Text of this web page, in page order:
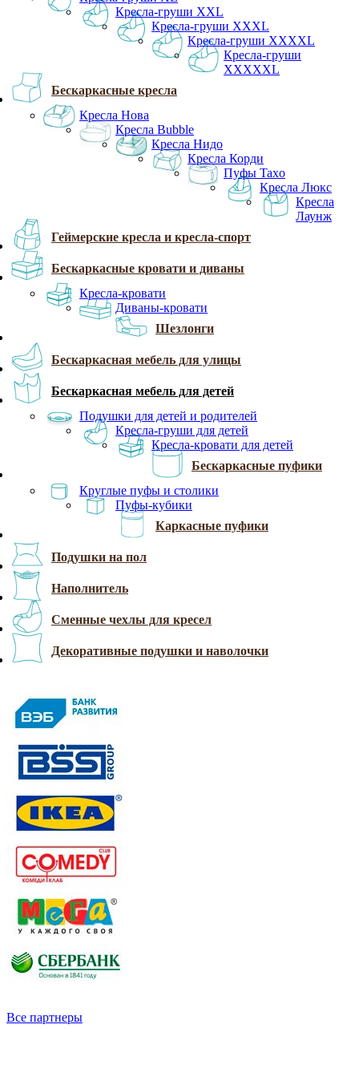
Кресла-груши XXL
Кресла-груши XXXL
Кресла-груши XXXXL
Кресла-груши
XXXXXL
Бескаркасные кресла
Кресла Нова
Кресла Bubble
Кресла Нидо
Кресла Корди
Пуфы Taxo
Кресла Люкс
Кресла
Лаунж
Геймерские кресла и кресла-спорт
Бескаркасные кровати и диваны
Кресла-кровати
Диваны-кровати
Шезлонги
Бескаркасная мебель для улицы
Бескаркасная мебель для детей
Подушки для детей и родителей
Кресла-груши для детей
Кресла-кровати для детей
Бескаркасные пуфики
Круглые пуфы и столики
Пуфы-кубики
Каркасные пуфики
Подушки на пол
Наполнитель
Сменные чехлы для кресел
Декоративные подушки и наволочки
Все партнеры